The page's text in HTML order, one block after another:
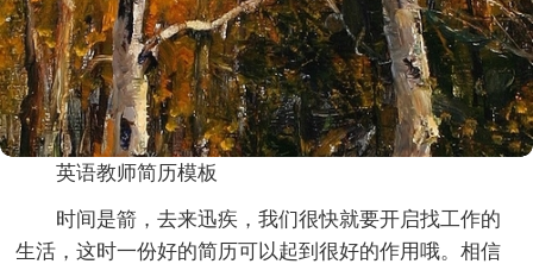
英语教师简历模板
时间是箭，去来迅疾，我们很快就要开启找工作的
生活，这时一份好的简历可以起到很好的作用哦。相信